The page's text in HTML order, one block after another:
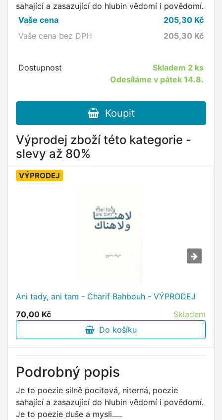
sahající a zasazující do hlubin vědomí i povědomí.
Vaše cena
205,30 Kč
Vaše cena bez DPH
205,30 Kč
Dostupnost Skladem 2 ks
Odesíláme v pátek 14.8.
Koupit
Výprodej zboží této kategorie -
slevy až 80%
VÝPRODEJ
Ani tady, ani tam - Charif Bahbouh - VÝPRODEJ
70,00 Kč
Skladem
Do košíku
Podrobný popis
Je to poezie silně pocitová, niterná, poezie
sahající a zasazující do hlubin vědomí i povědomí.
Je to poezie duše a mysli.....